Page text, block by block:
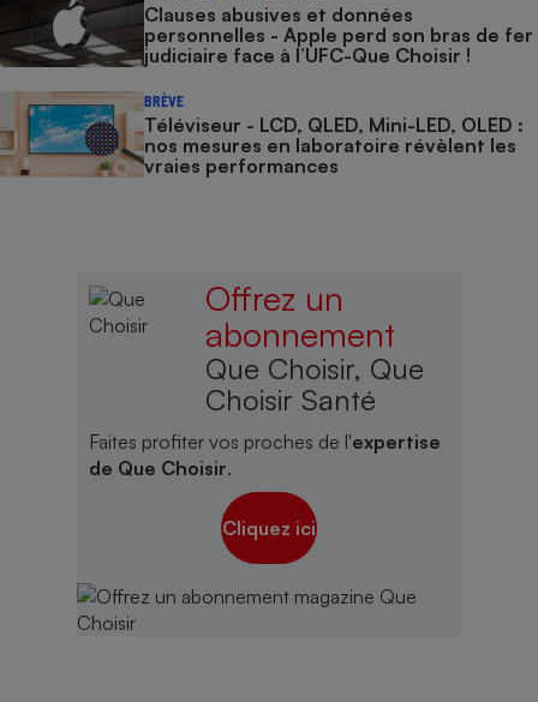
Clauses abusives et données
personnelles - Apple perd son bras de fer
judiciaire face à l’UFC-Que Choisir !
BRÈVE
Téléviseur - LCD, QLED, Mini-LED, OLED :
nos mesures en laboratoire révèlent les
vraies performances
Offrez un
abonnement
Que Choisir, Que
Choisir Santé
Faites profiter vos proches de l'expertise
de Que Choisir.
Cliquez ici